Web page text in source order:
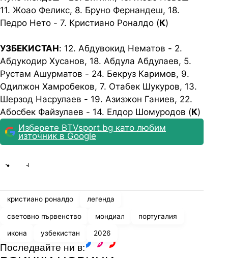
11. Жоао Феликс, 8. Бруно Фернандеш, 18.
Педро Нето - 7. Кристиано Роналдо (К)
УЗБЕКИСТАН: 12. Абдувокид Нематов - 2.
Абдукодир Хусанов, 18. Абдула Абдулаев, 5.
Рустам Ашурматов - 24. Бекруз Каримов, 9.
Одилжон Хамробеков, 7. Отабек Шукуров, 13.
Шерзод Насрулаев - 19. Азизжон Ганиев, 22.
Абосбек Файзулаев - 14. Елдор Шомуродов (К)
Изберете BTVsport.bg като любим
източник в Google
кристиано роналдо легенда
световно първенство мондиал португалия
икона узбекистан 2026
Последвайте ни в: